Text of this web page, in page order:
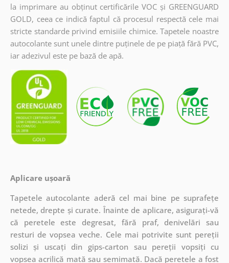
la imprimare au obținut certificările VOC și GREENGUARD
GOLD, ceea ce indică faptul că procesul respectă cele mai
stricte standarde privind emisiile chimice. Tapetele noastre
autocolante sunt unele dintre puținele de pe piață fără PVC,
iar adezivul este pe bază de apă.
Aplicare ușoară
Tapetele autocolante aderă cel mai bine pe suprafețe
netede, drepte și curate. Înainte de aplicare, asigurați-vă
că peretele este degresat, fără praf, denivelări sau
resturi de vopsea veche. Cele mai potrivite sunt pereții
solizi și uscați din gips-carton sau pereții vopsiți cu
vopsea acrilică mată sau semimată. Dacă peretele a fost